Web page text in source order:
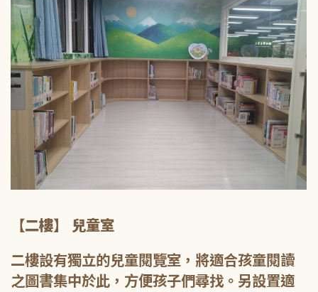
【二樓】 兒童室
二樓設有獨立的兒童閱覽室，將適合孩童閱讀
之圖書集中於此，方便孩子們尋找。另設置適